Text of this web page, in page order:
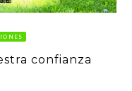
confianza